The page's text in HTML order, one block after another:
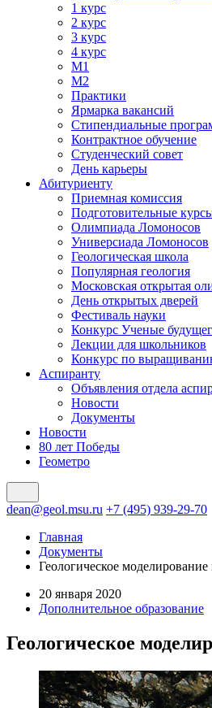
1 курс
2 курс
3 курс
4 курс
М1
М2
Практики
Ярмарка вакансий
Стипендиальные
Контрактное обучение
Студенческий совет
День карьеры
Абитуриенту
Приемная комиссия
Подготовительные
Олимпиада Ломоносов
Универсиада Ломоносов
Геологическая школа
Популярная геология
Московская открытая
День открытых дверей
Фестиваль науки
Конкурс Ученые
Лекции для школьников
Конкурс по
Аспиранту
Объявления отдела
Новости
Документы
Новости
80 лет Победы
Геометро
dean@geol.msu.ru +7 (495) 939-29-70
Главная
Документы
Геологическое
20 января 2020
Дополнительное образование
Геологическое